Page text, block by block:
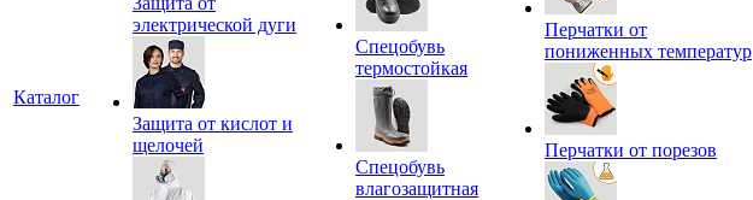
Каталог
электрической дуги
Защита от кислот и
щелочей
Спецобувь
термостойкая
Спецобувь
влагозащитная
Перчатки от
пониженных температур
Перчатки от порезов